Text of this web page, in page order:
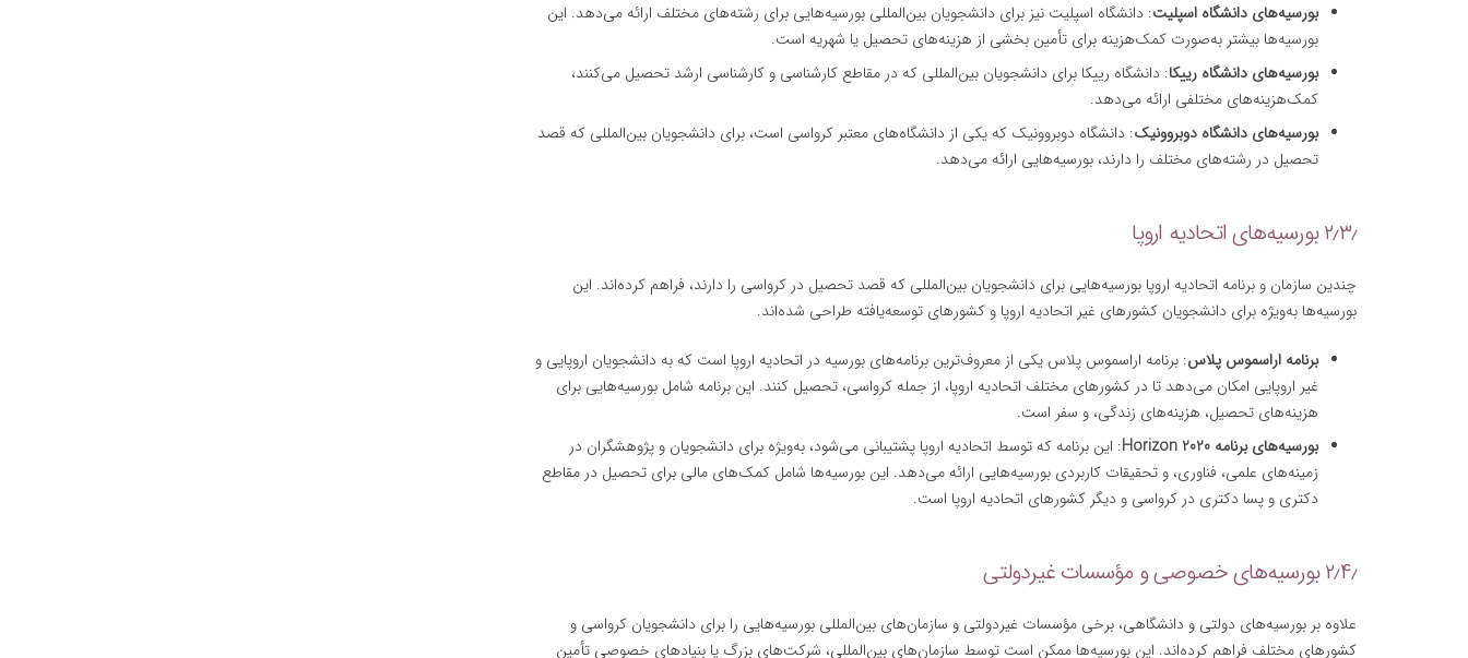
بورسیه‌های دانشگاه اسپلیت: دانشگاه اسپلیت نیز برای دانشجویان بین‌المللی بورسیه‌هایی برای رشته‌های مختلف ارائه می‌دهد. این
بورسیه‌ها بیشتر به‌صورت کمک‌هزینه برای تأمین بخشی از هزینه‌های تحصیل یا شهریه است.
بورسیه‌های دانشگاه رییکا: دانشگاه رییکا برای دانشجویان بین‌المللی که در مقاطع کارشناسی و کارشناسی ارشد تحصیل می‌کنند،
کمک‌هزینه‌های مختلفی ارائه می‌دهد.
بورسیه‌های دانشگاه دوبروونیک: دانشگاه دوبروونیک که یکی از دانشگاه‌های معتبر کرواسی است، برای دانشجویان بین‌المللی که قصد
تحصیل در رشته‌های مختلف را دارند، بورسیه‌هایی ارائه می‌دهد.
۲٫۳٫ بورسیه‌های اتحادیه اروپا
چندین سازمان و برنامه اتحادیه اروپا بورسیه‌هایی برای دانشجویان بین‌المللی که قصد تحصیل در کرواسی را دارند، فراهم کرده‌اند. این
بورسیه‌ها به‌ویژه برای دانشجویان کشورهای غیر اتحادیه اروپا و کشورهای توسعه‌یافته طراحی شده‌اند.
برنامه اراسموس پلاس: برنامه اراسموس پلاس یکی از معروف‌ترین برنامه‌های بورسیه در اتحادیه اروپا است که به دانشجویان اروپایی و
غیر اروپایی امکان می‌دهد تا در کشورهای مختلف اتحادیه اروپا، از جمله کرواسی، تحصیل کنند. این برنامه شامل بورسیه‌هایی برای
هزینه‌های تحصیل، هزینه‌های زندگی، و سفر است.
بورسیه‌های برنامه Horizon 2020
: این برنامه که توسط اتحادیه اروپا پشتیبانی می‌شود، به‌ویژه برای دانشجویان و پژوهشگران در
زمینه‌های علمی، فناوری، و تحقیقات کاربردی بورسیه‌هایی ارائه می‌دهد. این بورسیه‌ها شامل کمک‌های مالی برای تحصیل در مقاطع
دکتری و پسا دکتری در کرواسی و دیگر کشورهای اتحادیه اروپا است.
۲٫۴٫ بورسیه‌های خصوصی و مؤسسات غیردولتی
علاوه بر بورسیه‌های دولتی و دانشگاهی، برخی مؤسسات غیردولتی و سازمان‌های بین‌المللی بورسیه‌هایی را برای دانشجویان کرواسی و
کشورهای مختلف فراهم کرده‌اند. این بورسیه‌ها ممکن است توسط سازمان‌های بین‌المللی، شرکت‌های بزرگ یا بنیادهای خصوصی تأمین